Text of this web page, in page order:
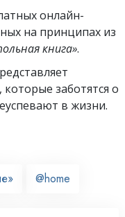
онлайн-
на принципах из
книга».
заботятся о
в жизни.
@home